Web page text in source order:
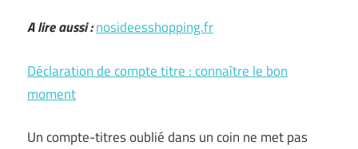
A lire aussi :nosideesshopping.fr
Déclaration de compte titre : connaître le bon
moment
Un compte-titres oublié dans un coin ne met pas